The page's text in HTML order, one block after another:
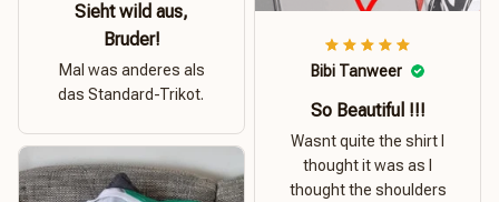
Sieht wild aus,
Bruder!
Mal was anderes als
das Standard-Trikot.
Bibi Tanweer
So Beautiful !!!
Wasnt quite the shirt I
thought it was as I
thought the shoulders